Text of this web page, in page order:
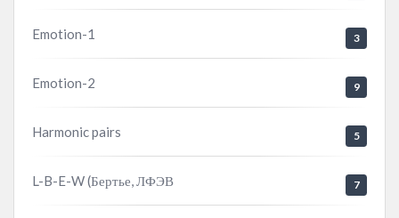
Emotion-1 3
Emotion-2 9
Harmonic pairs 5
L-B-E-W (Бертье, ЛФЭВ 7